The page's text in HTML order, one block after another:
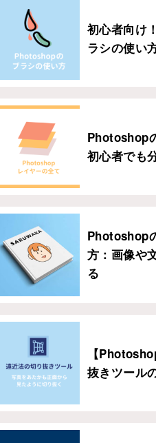
初心者向け
ラシの使い
Photoshop
初心者でも
Photoshop
方：画像や
る
【
抜きツール